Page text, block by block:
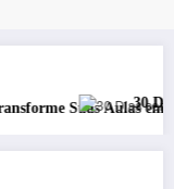
Aulas em 2025
30 Dias com